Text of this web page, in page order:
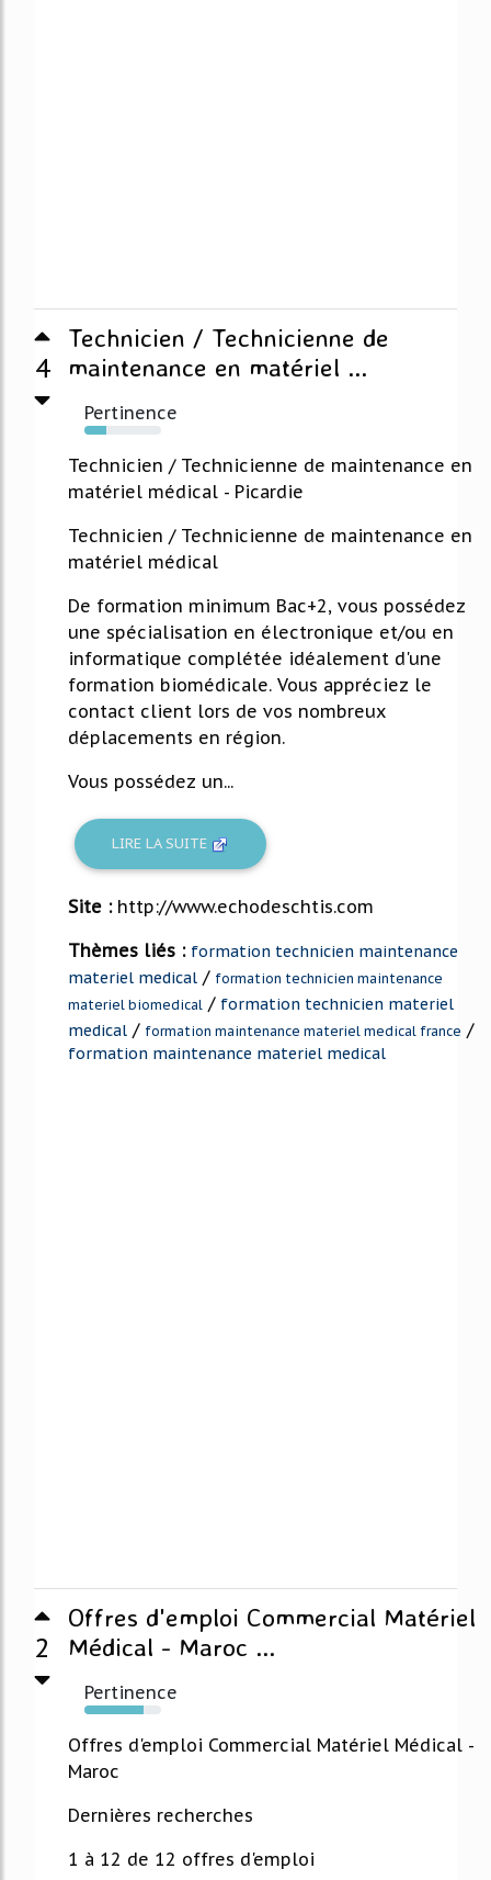
4
Technicien / Technicienne de
maintenance en matériel ...
Pertinence
29%
Technicien / Technicienne de maintenance en
matériel médical - Picardie
Technicien / Technicienne de maintenance en
matériel médical
De formation minimum Bac+2, vous possédez
une spécialisation en électronique et/ou en
informatique complétée idéalement d'une
formation biomédicale. Vous appréciez le
contact client lors de vos nombreux
déplacements en région.
Vous possédez un...
LIRE LA SUITE
Site : http://www.echodeschtis.com
Thèmes liés : formation technicien maintenance
materiel medical / formation technicien maintenance
materiel biomedical / formation technicien materiel
medical / formation maintenance materiel medical france /
formation maintenance materiel medical
2
Offres d'emploi Commercial Matériel
Médical - Maroc ...
Pertinence
77%
Offres d'emploi Commercial Matériel Médical -
Maroc
Dernières recherches
1 à 12 de 12 offres d'emploi